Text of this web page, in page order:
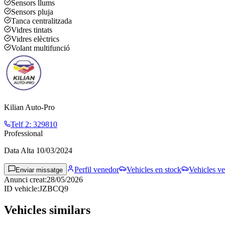
Sensors llums
Sensors pluja
Tanca centralitzada
Vidres tintats
Vidres elèctrics
Volant multifunció
Kilian Auto-Pro
Telf 2: 329810
Professional
Data Alta 10/03/2024
Enviar missatge Perfil venedor Vehicles en stock
Vehicles
Anunci creat:28/05/2026
ID vehicle:JZBCQ9
Vehicles similars